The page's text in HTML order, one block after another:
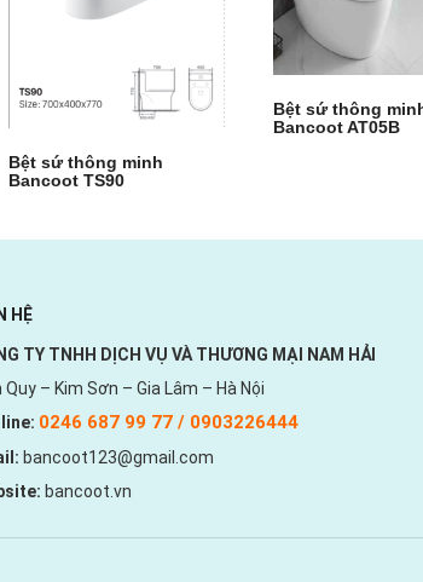
Bệt sứ thông minh
Bancoot TS90
Bệt sứ thông
Bancoot AT05B
HỆ
TY TNHH DỊCH VỤ VÀ THƯƠNG MẠI NAM HẢI
Quy – Kim Sơn – Gia Lâm – Hà Nội
0246 687 99 77 / 0903226444
bancoot123@gmail.com
bancoot.vn